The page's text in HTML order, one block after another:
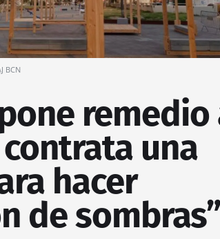
BCN
remedio
una
hacer
de sombras”